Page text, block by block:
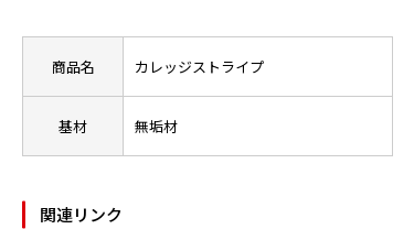
商品名 カレッジストライプ
基材 無垢材
関連リンク